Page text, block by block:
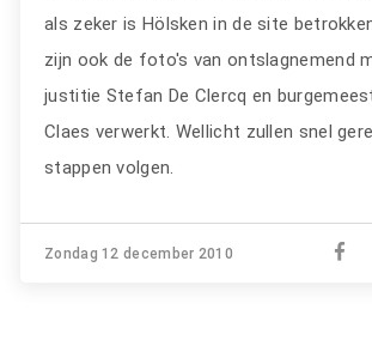
als zeker is Hölsken in de site
zijn ook de foto's van ontslagnemend
justitie Stefan De Clercq en
Claes verwerkt. Wellicht zullen snel
stappen volgen.
Zondag 12 december 2010